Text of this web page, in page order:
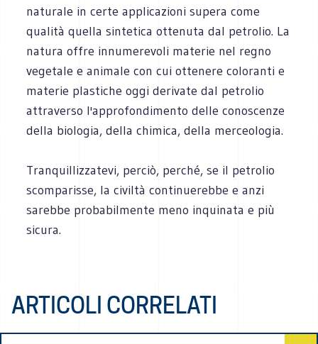
naturale in certe applicazioni supera come
qualità quella sintetica ottenuta dal petrolio. La
natura offre innumerevoli materie nel regno
vegetale e animale con cui ottenere coloranti e
materie plastiche oggi derivate dal petrolio
attraverso l'approfondimento delle conoscenze
della biologia, della chimica, della merceologia.
Tranquillizzatevi, perciò, perché, se il petrolio
scomparisse, la civiltà continuerebbe e anzi
sarebbe probabilmente meno inquinata e più
sicura.
ARTICOLI CORRELATI